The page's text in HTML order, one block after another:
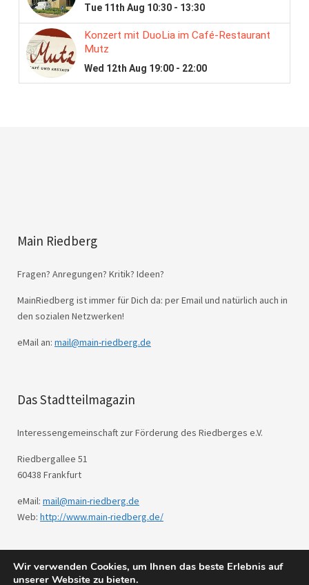
Main Riedberg
Fragen? Anregungen? Kritik? Ideen?
MainRiedberg ist immer für Dich da: per Email und natürlich auch in
den sozialen Netzwerken!
eMail an: mail@main-riedberg.de
Das Stadtteilmagazin
Interessengemeinschaft zur Förderung des Riedberges e.V.
Riedbergallee 51
60438 Frankfurt
eMail: mail@main-riedberg.de
Web: http://www.main-riedberg.de/
© 2026 Main Riedberg. Powered by WordPress
Wir verwenden Cookies, um Ihnen das beste Erlebnis auf
unserer Website zu bieten.